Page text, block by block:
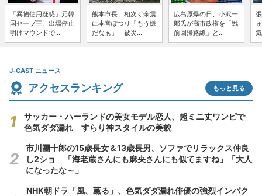
「異物使用疑惑」元韓
国セーブ王、出場停止
明けマウンドで...
熊本市長、相次ぐ余震
に本音ぽつり「もう嫌
だなぁ」 被災...
広島原爆の日、小沢一
郎氏が高市政権を「戦
前回帰路線」と...
J-CAST ニュース
アクセスランキング もっと見る
サッカー・ハーランドの美女モデル恋人、超ミニ丈ワンピで
色気ダダ漏れ すらり神スタイルの美貌
市川團十郎の15歳長女＆13歳長男、ソファでリラックス仲良
し2ショ 「海老蔵さんにも麻央さんにも似てますね」「大人
になったな～」
NHK朝ドラ「風、薫る」、色気ダダ漏れ俳優の強烈インパク